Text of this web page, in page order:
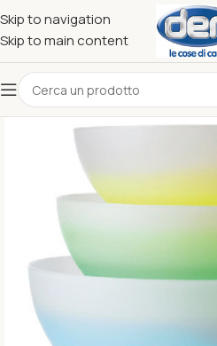
Skip to navigation
Skip to main content